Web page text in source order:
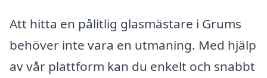
Att hitta en pålitlig glasmästare i Grums
behöver inte vara en utmaning. Med hjälp
av vår plattform kan du enkelt och snabbt